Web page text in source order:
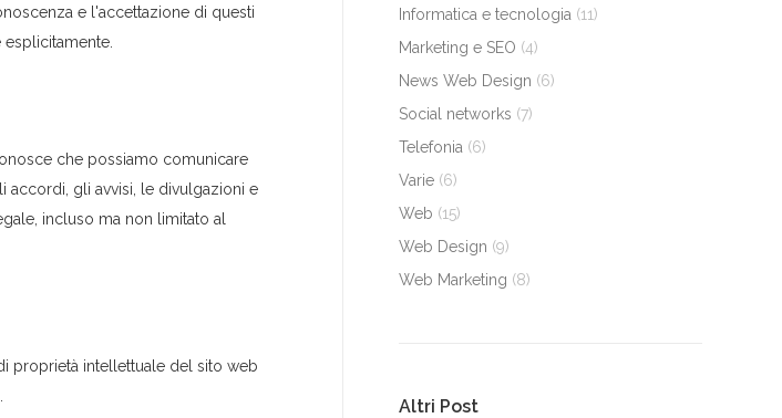
e l'accettazione di questi
che possiamo comunicare
accordi, gli avvisi, le divulgazioni e
incluso ma non limitato al
proprietà intellettuale del sito web
Informatica e tecnologia (11)
Marketing e SEO (4)
News Web Design (6)
Social networks (7)
Telefonia (6)
Varie (6)
Web (15)
Web Design (9)
Web Marketing (8)
Altri Post